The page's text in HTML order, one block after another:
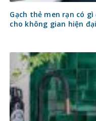
Gạch thẻ men rạn có
cho không gian hiện đại